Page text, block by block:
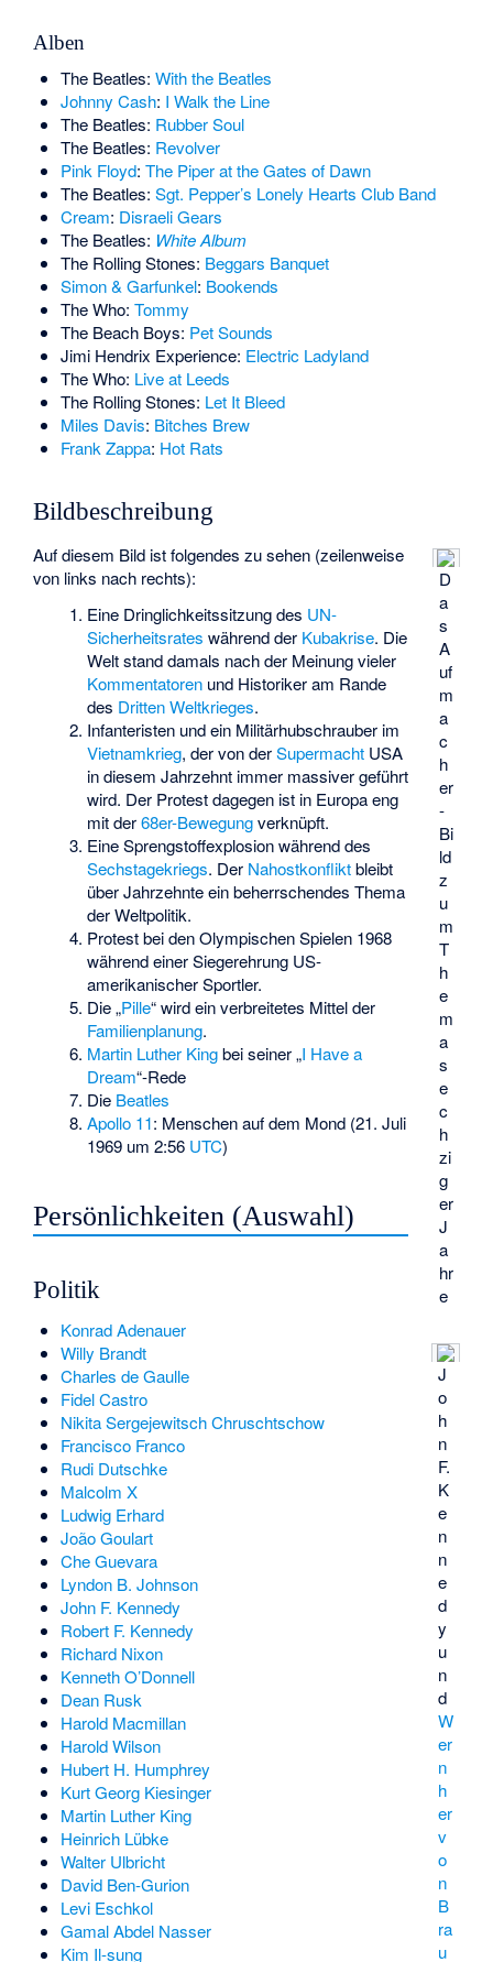
Alben
The Beatles: With the Beatles
Johnny Cash: I Walk the Line
The Beatles: Rubber Soul
The Beatles: Revolver
Pink Floyd: The Piper at the Gates of Dawn
The Beatles: Sgt. Pepper’s Lonely Hearts Club Band
Cream: Disraeli Gears
The Beatles: White Album
The Rolling Stones: Beggars Banquet
Simon & Garfunkel: Bookends
The Who: Tommy
The Beach Boys: Pet Sounds
Jimi Hendrix Experience: Electric Ladyland
The Who: Live at Leeds
The Rolling Stones: Let It Bleed
Miles Davis: Bitches Brew
Frank Zappa: Hot Rats
Bildbeschreibung
D
a
s
A
uf
m
a
c
h
er
-
Bi
ld
z
u
m
T
h
e
m
a
s
e
c
h
zi
g
er
J
a
hr
e
Auf diesem Bild ist folgendes zu sehen (zeilenweise
von links nach rechts):
Eine Dringlichkeitssitzung des UN-
Sicherheitsrates während der Kubakrise. Die
Welt stand damals nach der Meinung vieler
Kommentatoren und Historiker am Rande
des Dritten Weltkrieges.
Infanteristen und ein Militärhubschrauber im
Vietnamkrieg, der von derSupermacht USA
in diesem Jahrzehnt immer massiver geführt
wird. Der Protest dagegen ist in Europa eng
mit der68er-Bewegungverknüpft.
Eine Sprengstoffexplosion während des
Sechstagekriegs. Der Nahostkonfliktbleibt
über Jahrzehnte ein beherrschendes Thema
der Weltpolitik.
Protest bei den Olympischen Spielen 1968
während einer Siegerehrung US-
amerikanischer Sportler.
Die „Pille“ wird ein verbreitetes Mittel der
Familienplanung.
Martin Luther Kingbei seiner „I Have a
Dream“-Rede
Die Beatles
Apollo 11: Menschen auf dem Mond (21. Juli
1969 um 2:56 UTC)
Persönlichkeiten (Auswahl)
J
o
h
n
F.
K
e
n
n
e
d
y
u
n
d
W
er
n
h
er
v
o
n
B
ra
u
Politik
Konrad Adenauer
Willy Brandt
Charles de Gaulle
Fidel Castro
Nikita Sergejewitsch Chruschtschow
Francisco Franco
Rudi Dutschke
Malcolm X
Ludwig Erhard
João Goulart
Che Guevara
Lyndon B. Johnson
John F. Kennedy
Robert F. Kennedy
Richard Nixon
Kenneth O’Donnell
Dean Rusk
Harold Macmillan
Harold Wilson
Hubert H. Humphrey
Kurt Georg Kiesinger
Martin Luther King
Heinrich Lübke
Walter Ulbricht
David Ben-Gurion
Levi Eschkol
Gamal Abdel Nasser
Kim Il-sung